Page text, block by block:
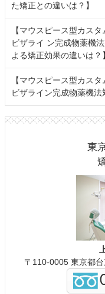
た矯正との違いは？】
【マウスピース型カス
ビザライ ン完成物薬機
よる矯正効果の違いは？】
【マウスピース型カス
ビザライン完成物薬機法
東
〒110-0005 東京都